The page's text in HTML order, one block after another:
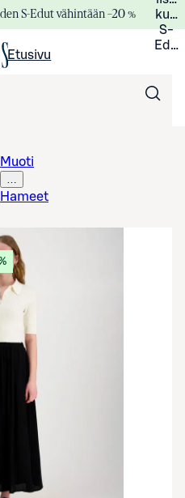
S-Edut vähintään –20 %
S-
Etusivu
Muoti
…
Hameet
suurennettuna